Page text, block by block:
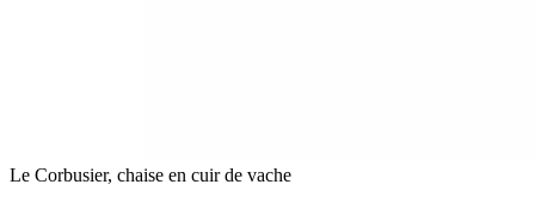
Le Corbusier, chaise en cuir de vache